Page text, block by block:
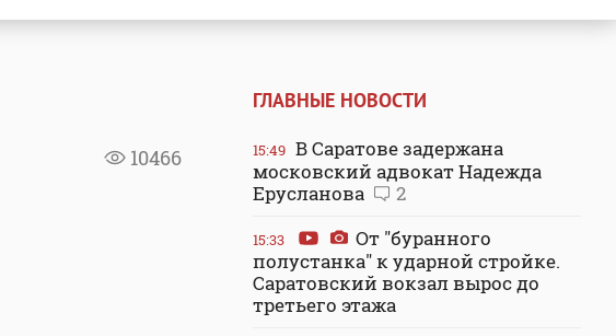
10466
ГЛАВНЫЕ НОВОСТИ
15:49 В Саратове задержана
московский адвокат Надежда
Ерусланова
2
15:33
От "буранного
полустанка" к ударной стройке.
Саратовский вокзал вырос до
третьего этажа